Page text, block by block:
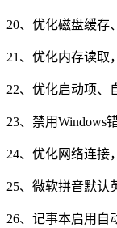
20、优化磁盘缓存
21、优化内存读取
22、优化启动项、
23、禁用Windows
24、优化网络连接
25、微软拼音默认
26、记事本启用自